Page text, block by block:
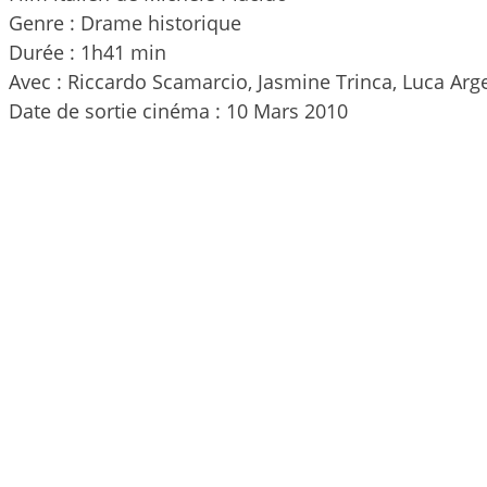
Genre : Drame historique
Durée : 1h41 min
Avec : Riccardo Scamarcio, Jasmine Trinca, Luca
Date de sortie cinéma : 10 Mars 2010